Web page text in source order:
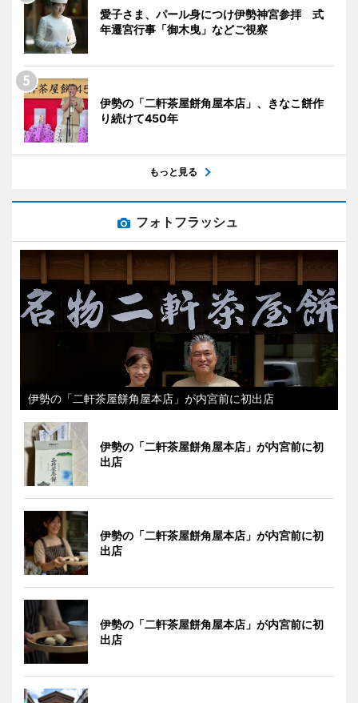
愛子さま、パール身につけ伊勢神宮参拝 式
年遷宮行事「御木曳」などご視察
伊勢の「二軒茶屋餅角屋本店」、きなこ餅作
り続けて450年
もっと見る
フォトフラッシュ
伊勢の「二軒茶屋餅角屋本店」が内宮前に初出店
伊勢の「二軒茶屋餅角屋本店」が内宮前に初
出店
伊勢の「二軒茶屋餅角屋本店」が内宮前に初
出店
伊勢の「二軒茶屋餅角屋本店」が内宮前に初
出店